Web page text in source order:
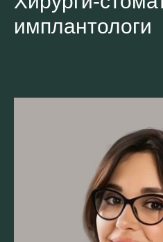
имплантологи